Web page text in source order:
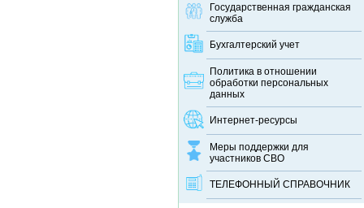
Государственная гражданская
служба
Бухгалтерский учет
Политика в отношении
обработки персональных
данных
Интернет-ресурсы
Меры поддержки для
участников СВО
ТЕЛЕФОННЫЙ CПРАВОЧНИК